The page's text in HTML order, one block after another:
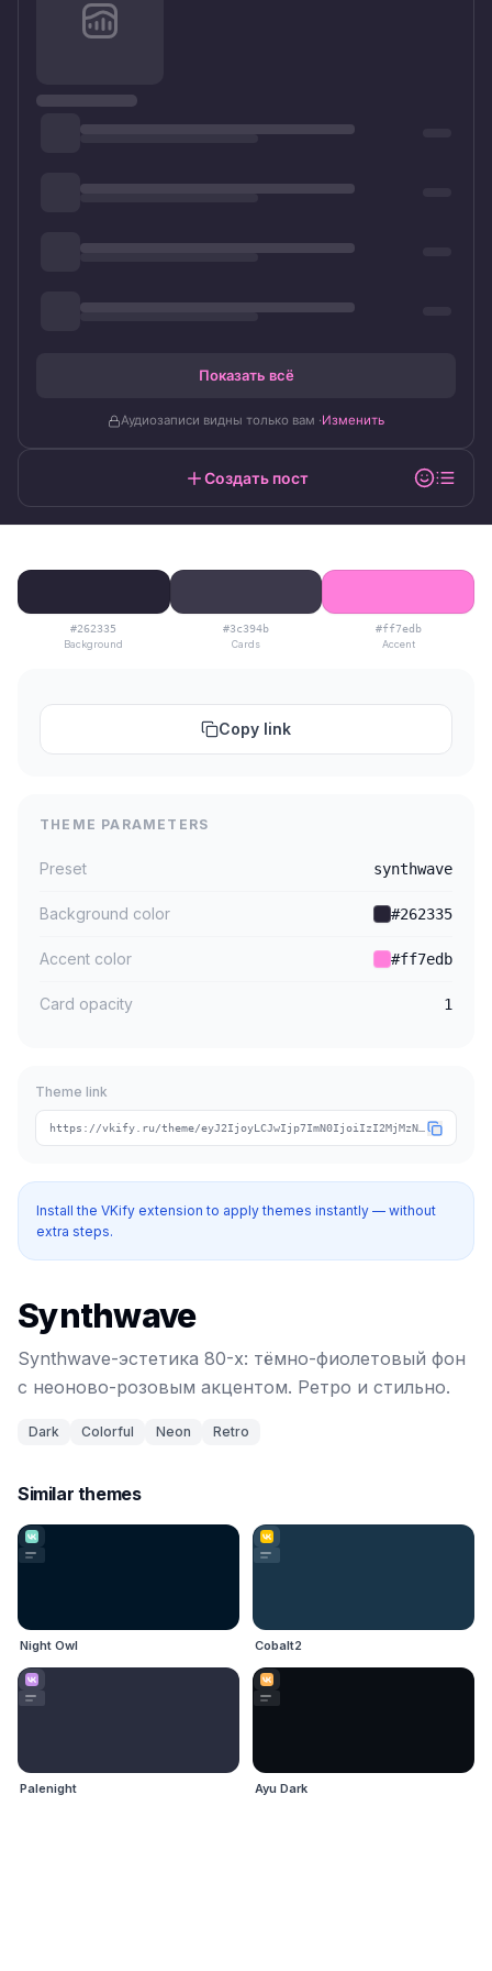
Показать всё
Аудиозаписи видны только вам ·Изменить
Создать пост
Synthwave
Synthwave-эстетика 80-х: тёмно-фиолетовый фон
с неоново-розовым акцентом. Ретро и стильно.
Dark Colorful Neon Retro
Similar themes
Night Owl Cobalt2
Palenight Ayu Dark
#262335
Background
#3c394b
Cards
#ff7edb
Accent
Copy link
THEME PARAMETERS
Preset synthwave
Background color #262335
Accent color #ff7edb
Card opacity 1
Theme link
Install the VKify extension to apply themes instantly — without
extra steps.